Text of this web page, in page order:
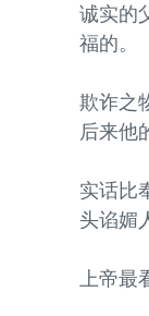
诚实的
福的。
欺诈之
后来他
实话比
头谄媚
上帝最